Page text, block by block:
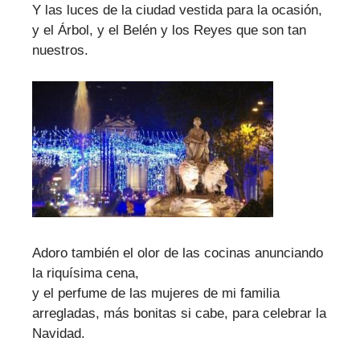
Y las luces de la ciudad vestida para la ocasión,
y el Árbol, y el Belén y los Reyes que son tan
nuestros.
Adoro también el olor de las cocinas anunciando
la riquísima cena,
y el perfume de las mujeres de mi familia
arregladas, más bonitas si cabe, para celebrar la
Navidad.